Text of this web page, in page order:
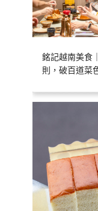
銘記越南美食
則，破百道菜